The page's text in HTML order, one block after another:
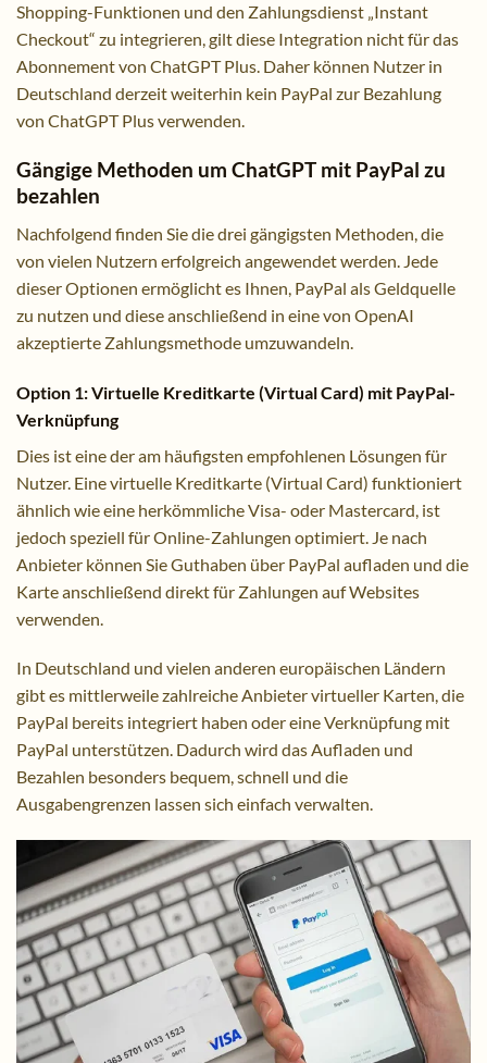
Shopping-Funktionen und den Zahlungsdienst „Instant
Checkout“ zu integrieren, gilt diese Integration nicht für das
Abonnement von ChatGPT Plus. Daher können Nutzer in
Deutschland derzeit weiterhin kein PayPal zur Bezahlung
von ChatGPT Plus verwenden.
Gängige Methoden um ChatGPT mit PayPal zu
bezahlen
Nachfolgend finden Sie die drei gängigsten Methoden, die
von vielen Nutzern erfolgreich angewendet werden. Jede
dieser Optionen ermöglicht es Ihnen, PayPal als Geldquelle
zu nutzen und diese anschließend in eine von OpenAI
akzeptierte Zahlungsmethode umzuwandeln.
Option 1: Virtuelle Kreditkarte (Virtual Card) mit PayPal-
Verknüpfung
Dies ist eine der am häufigsten empfohlenen Lösungen für
Nutzer. Eine virtuelle Kreditkarte (Virtual Card) funktioniert
ähnlich wie eine herkömmliche Visa- oder Mastercard, ist
jedoch speziell für Online-Zahlungen optimiert. Je nach
Anbieter können Sie Guthaben über PayPal aufladen und die
Karte anschließend direkt für Zahlungen auf Websites
verwenden.
In Deutschland und vielen anderen europäischen Ländern
gibt es mittlerweile zahlreiche Anbieter virtueller Karten, die
PayPal bereits integriert haben oder eine Verknüpfung mit
PayPal unterstützen. Dadurch wird das Aufladen und
Bezahlen besonders bequem, schnell und die
Ausgabengrenzen lassen sich einfach verwalten.